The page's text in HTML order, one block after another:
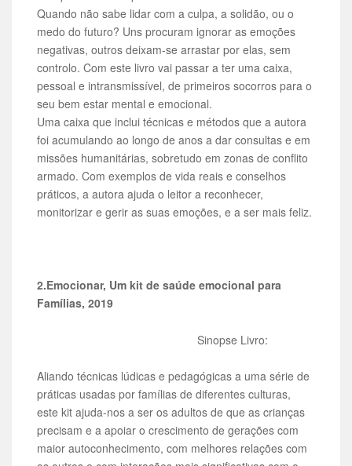
Quando não sabe lidar com a culpa, a solidão, ou o
medo do futuro? Uns procuram ignorar as emoções
negativas, outros deixam-se arrastar por elas, sem
controlo. Com este livro vai passar a ter uma caixa,
pessoal e intransmissível, de primeiros socorros para o
seu bem estar mental e emocional.
Uma caixa que inclui técnicas e métodos que a autora
foi acumulando ao longo de anos a dar consultas e em
missões humanitárias, sobretudo em zonas de conflito
armado. Com exemplos de vida reais e conselhos
práticos, a autora ajuda o leitor a reconhecer,
monitorizar e gerir as suas emoções, e a ser mais feliz.
2.Emocionar, Um kit de saúde emocional para
Famílias, 2019
Sinopse Livro:
Aliando técnicas lúdicas e pedagógicas a uma série de
práticas usadas por famílias de diferentes culturas,
este kit ajuda-nos a ser os adultos de que as crianças
precisam e a apoiar o crescimento de gerações com
maior autoconhecimento, com melhores relações com